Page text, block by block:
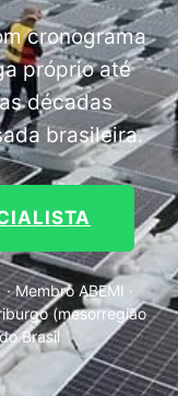
cronograma
próprio até
décadas
brasileira.
Membro ABEMI ·
(mesorregião
Brasil